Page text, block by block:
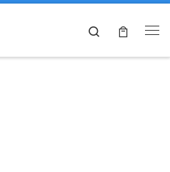
Search